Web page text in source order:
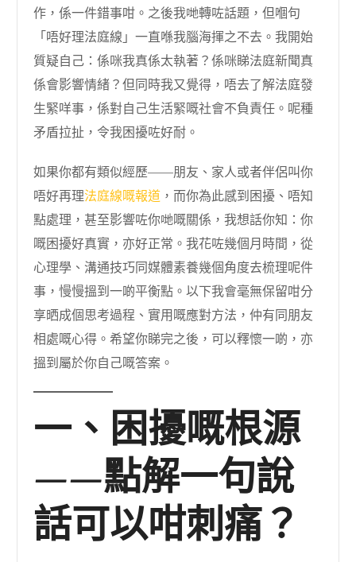
作，係一件錯事咁。之後我哋轉咗話題，但嗰句
「唔好理法庭線」一直喺我腦海揮之不去。我開始
質疑自己：係咪我真係太執著？係咪睇法庭新聞真
係會影響情緒？但同時我又覺得，唔去了解法庭發
生緊咩事，係對自己生活緊嘅社會不負責任。呢種
矛盾拉扯，令我困擾咗好耐。
如果你都有類似經歷——朋友、家人或者伴侶叫你
唔好再理法庭線嘅報道 ，而你為此感到困擾、唔知
點處理，甚至影響咗你哋嘅關係，我想話你知：你
嘅困擾好真實，亦好正常。我花咗幾個月時間，從
心理學、溝通技巧同媒體素養幾個角度去梳理呢件
事，慢慢搵到一啲平衡點。以下我會毫無保留咁分
享晒成個思考過程、實用嘅應對方法，仲有同朋友
相處嘅心得。希望你睇完之後，可以釋懷一啲，亦
搵到屬於你自己嘅答案。
一、困擾嘅根源
——點解一句說
話可以咁刺痛？